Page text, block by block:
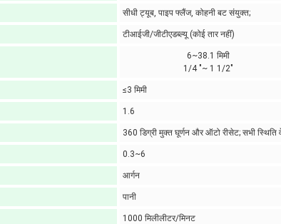
सीधी ट्यूब, पाइप फ्लैंज, कोहनी बट संयुक्त;
टीआईजी/जीटीएडब्ल्यू (कोई तार नहीं)
6~38.1 मिमी
1/4 "~ 1 1/2"
≤3 मिमी
1.6
360 डिग्री मुक्त घूर्णन और ऑटो रीसेट; सभी स्थिति
0.3~6
आर्गन
पानी
1000 मिलीलीटर/मिनट